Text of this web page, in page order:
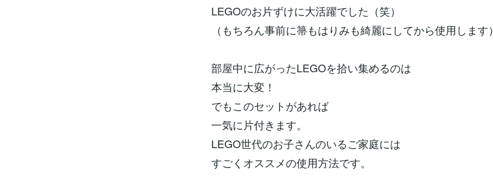
LEGOのお片ずけに大活躍でした（笑）
（もちろん事前に箒もはりみも綺麗にしてから使用します）
部屋中に広がったLEGOを拾い集めるのは
本当に大変！
でもこのセットがあれば
一気に片付きます。
LEGO世代のお子さんのいるご家庭には
すごくオススメの使用方法です。